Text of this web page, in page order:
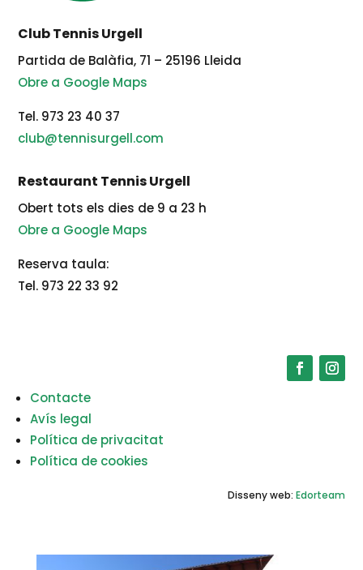
Club Tennis Urgell
Partida de Balàfia, 71 – 25196 Lleida
Obre a Google Maps
Tel. 973 23 40 37
club@tennisurgell.com
Restaurant Tennis Urgell
Obert tots els dies de 9 a 23 h
Obre a Google Maps
Reserva taula:
Tel. 973 22 33 92
Contacte
Avís legal
Política de privacitat
Política de cookies
Disseny web: Edorteam